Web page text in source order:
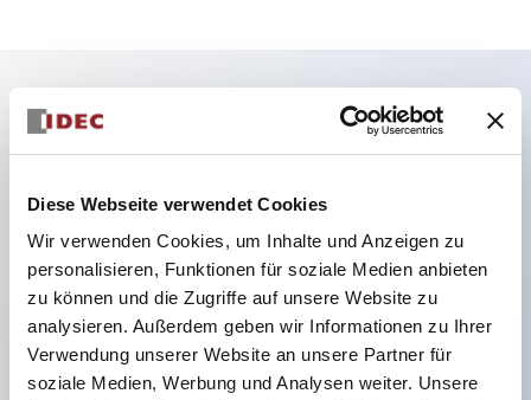
Diese Webseite verwendet Cookies
Wir verwenden Cookies, um Inhalte und Anzeigen zu
personalisieren, Funktionen für soziale Medien anbieten
zu können und die Zugriffe auf unsere Website zu
analysieren. Außerdem geben wir Informationen zu Ihrer
Verwendung unserer Website an unsere Partner für
soziale Medien, Werbung und Analysen weiter. Unsere
Hauptmerkmale
Schutzart IP40 und IP65 komplett (IEC 60529)
Verbesserte Bedienbarkeit durch
Rückwärtsterminal-System, flache Anschlussfläche
einheitlich bei allen Serien mit einem Gehäuselänge
von 22 mm.
UL- und CSA-zertifiziert